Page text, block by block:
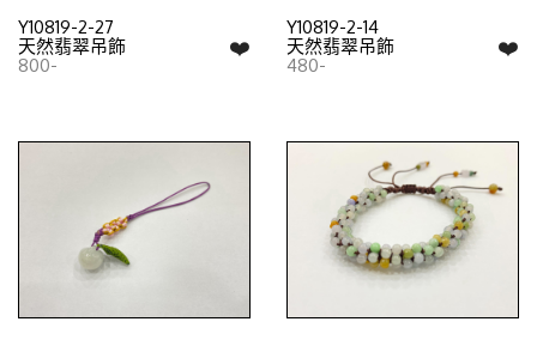
Y10819-2-27
❤️
天然翡翠吊飾
800-
Y10819-2-14
❤️
天然翡翠吊飾
480-